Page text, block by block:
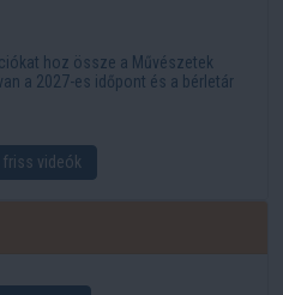
hoz össze a Művészetek
a 2027-es időpont és a bérletár
friss videók